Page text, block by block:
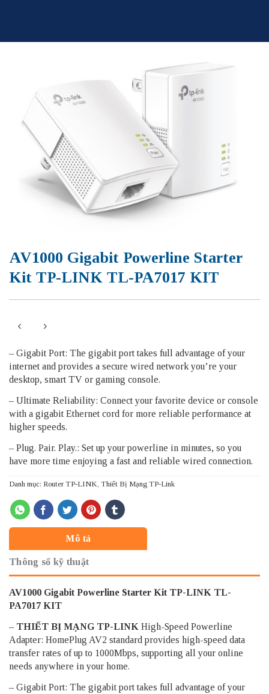
AV1000 Gigabit Powerline Starter
Kit TP-LINK TL-PA7017 KIT
– Gigabit Port: The gigabit port takes full advantage of your
internet and provides a secure wired network you’re your
desktop, smart TV or gaming console.
– Ultimate Reliability: Connect your favorite device or console
with a gigabit Ethernet cord for more reliable performance at
higher speeds.
– Plug. Pair. Play.: Set up your powerline in minutes, so you
have more time enjoying a fast and reliable wired connection.
Danh mục: Router TP-LINK Thiết Bị Mạng TP-Link
Mô tả
Thông số kỹ thuật
AV1000 Gigabit Powerline Starter Kit TP-LINK TL-
PA7017 KIT
– THIẾT BỊ MẠNG TP-LINK High-Speed Powerline
Adapter: HomePlug AV2 standard provides high-speed data
transfer rates of up to 1000Mbps, supporting all your online
needs anywhere in your home.
– Gigabit Port: The gigabit port takes full advantage of your